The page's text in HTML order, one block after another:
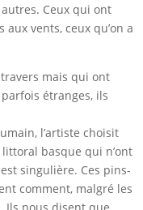
Ceux qui ont
vents, ceux qu’on a
mais qui ont
étranges, ils
l’artiste choisit
basque qui n’ont
singulière. Ces pins-
comment, malgré les
Ils nous disent que